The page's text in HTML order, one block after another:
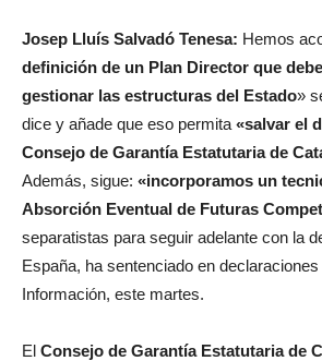
Josep Lluís Salvadó Tenesa: Hemos
definición de un Plan Director que
gestionar las estructuras del Estado»
dice y añade que eso permita «salvar el
Consejo de Garantía Estatutaria de
Además, sigue: «incorporamos un
Absorción Eventual de Futuras
separatistas para seguir adelante con la
España, ha sentenciado en
Información, este martes.
El Consejo de Garantía Estatutaria de